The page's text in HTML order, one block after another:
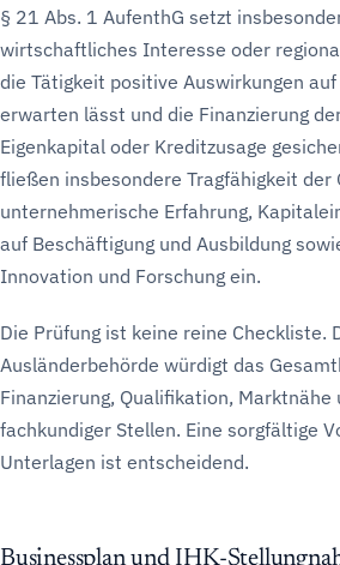
§ 21 Abs. 1 AufenthG setzt
wirtschaftliches Interesse oder
die Tätigkeit positive Auswirkungen
erwarten lässt und die Finanzierung
Eigenkapital oder Kreditzusage
fließen insbesondere Tragfähigkeit der
unternehmerische Erfahrung,
auf Beschäftigung und Ausbildung
Innovation und Forschung ein.
Die Prüfung ist keine reine Checkliste.
Ausländerbehörde würdigt das
Finanzierung, Qualifikation, Marktnähe
fachkundiger Stellen. Eine sorgfältige
Unterlagen ist entscheidend.
Businessplan und IHK-